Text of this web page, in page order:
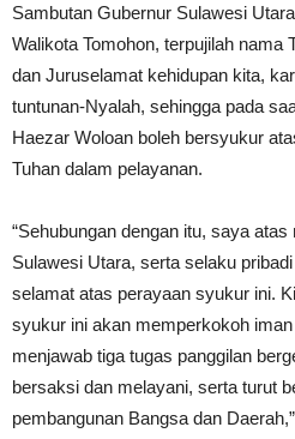
Sambutan Gubernur Sulawesi
Walikota Tomohon, terpujilah nama
dan Juruselamat kehidupan kita,
tuntunan-Nyalah, sehingga pada
Haezar Woloan boleh bersyukur
Tuhan dalam pelayanan.
“Sehubungan dengan itu, saya
Sulawesi Utara, serta selaku
selamat atas perayaan syukur ini.
syukur ini akan memperkokoh
menjawab tiga tugas panggilan
bersaksi dan melayani, serta turut
pembangunan Bangsa dan